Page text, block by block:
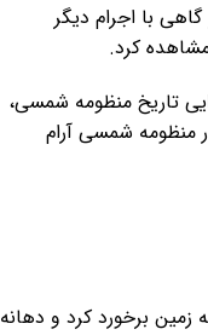
با اجرام دیگر
کرد.
تاریخ منظومه شمسی،
منظومه شمسی آرام
پیش از ظهور دایناسورها، سیارکی با قطر حداقل ۱۰ کیلومتر به زمین برخورد کرد و دهانه